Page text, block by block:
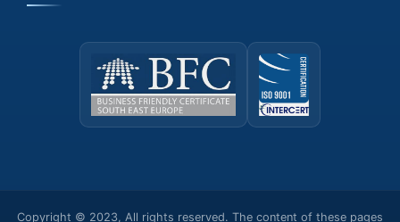
Copyright © 2023, All rights reserved. The content of these pages